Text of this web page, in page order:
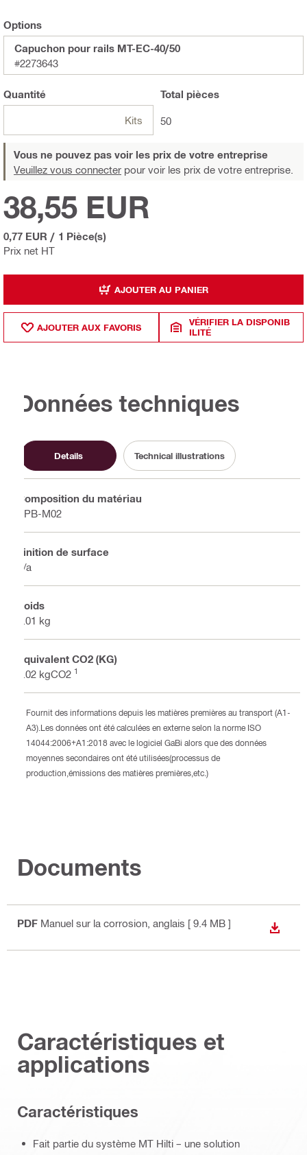
Options
Capuchon pour rails MT-EC-40/50
#2273643
Quantité
Kits
Total pièces
50
Vous ne pouvez pas voir les prix de votre entreprise
Veuillez vous connecter pour voir les prix de votre entreprise.
Prix net HT
38,55 EUR
0,77 EUR / 1 Pièce(s)
AJOUTER AU PANIER
AJOUTER AUX FAVORIS
VÉRIFIER LA DISPONIB
ILITÉ
Données techniques
Details Technical illustrations
Composition du matériau
PPB-M02
Finition de surface
n/a
Poids
0.01 kg
Équivalent CO2 (KG)
0.02 kgCO2 1
Fournit des informations depuis les matières premières au transport (A1-
A3).Les données ont été calculées en externe selon la norme ISO
14044:2006+A1:2018 avec le logiciel GaBi alors que des données
moyennes secondaires ont été utilisées(processus de
production,émissions des matières premières,etc.)
Documents
PDF Manuel sur la corrosion , anglais [ 9.4 MB ]
Caractéristiques et
applications
Caractéristiques
Fait partie du système MT Hilti – une solution